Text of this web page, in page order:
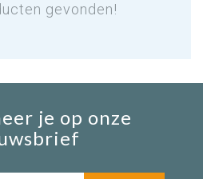
gevonden!
je op onze